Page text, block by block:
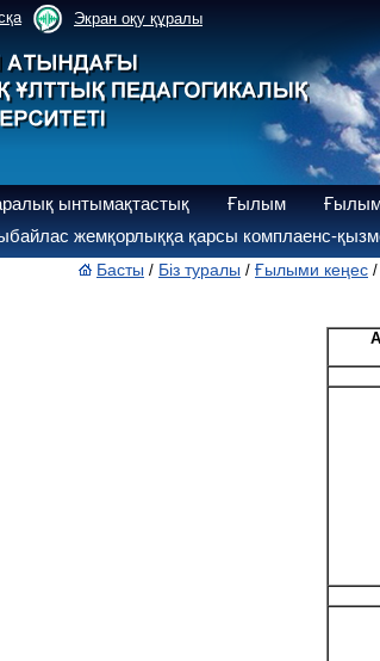
Экран оқу құралы
ынтымақтастық Ғылым
жемқорлыққа қарсы комплаенс-
Басты / Біз туралы / Ғылыми кеңес /